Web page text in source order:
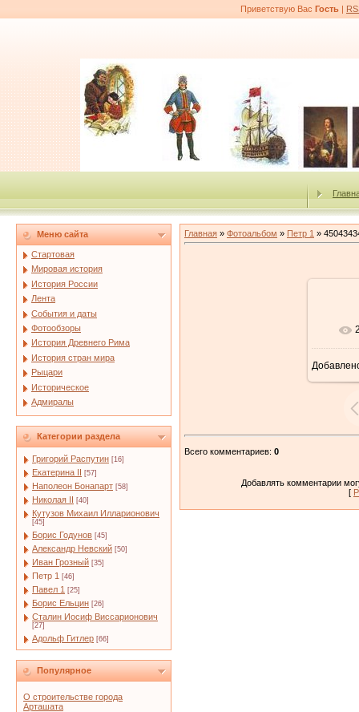
Приветствую Вас Гость |
Меню сайта
Стартовая
Мировая история
История России
Лента
События и даты
Фотообзоры
История Древнего Рима
История стран мира
Рыцари
Историческое
Адмиралы
Категории раздела
Григорий Распутин [16]
Екатерина II [57]
Наполеон Бонапарт [58]
Николая II [40]
Кутузов Михаил Илларионович
[45]
Борис Годунов [45]
Александр Невский [50]
Иван Грозный [35]
Петр 1 [46]
Павел 1 [25]
Борис Ельцин [26]
Сталин Иосиф Виссарионович
[27]
Адольф Гитлер [66]
Популярное
О строительстве города
Арташата
Главная » Фотоальбом » Петр 1 »
Всего комментариев: 0
Добавлять комментарии
[